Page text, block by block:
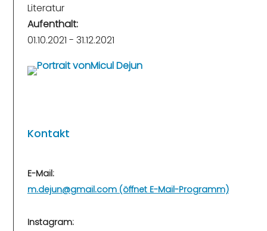
Literatur
Aufenthalt:
01.10.2021 - 31.12.2021
Kontakt
E-Mail:
m.dejun@gmail.com (öffnet E-Mail-Programm)
Instagram: